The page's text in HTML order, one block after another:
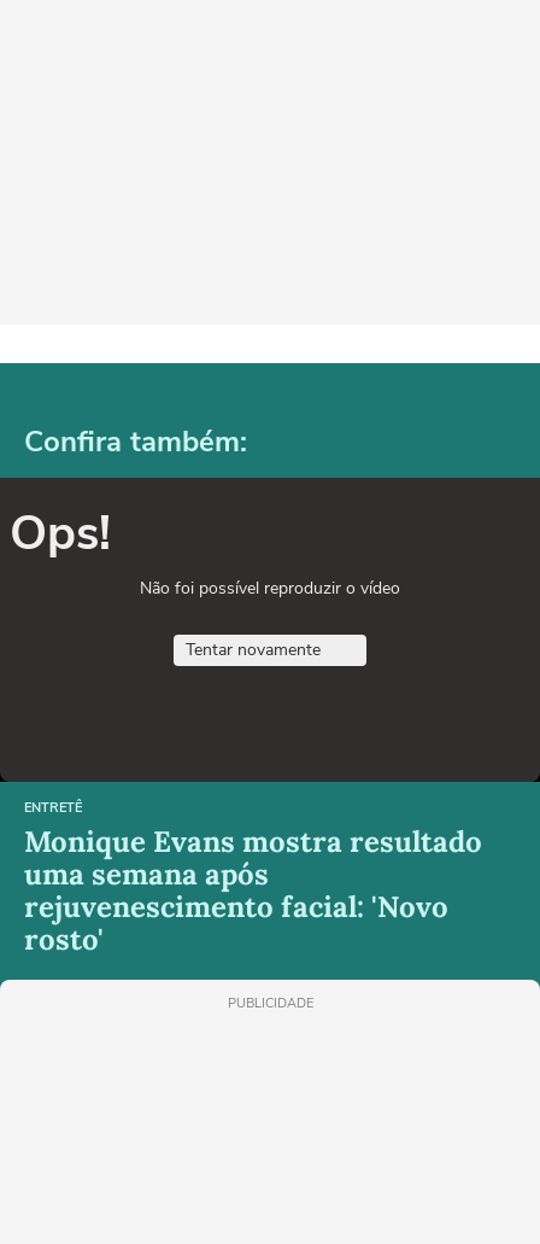
Confira também:
Ops!
Não foi possível reproduzir o vídeo
Tentar novamente
ENTRETÊ
Monique Evans mostra resultado
uma semana após
rejuvenescimento facial: 'Novo
rosto'
PUBLICIDADE